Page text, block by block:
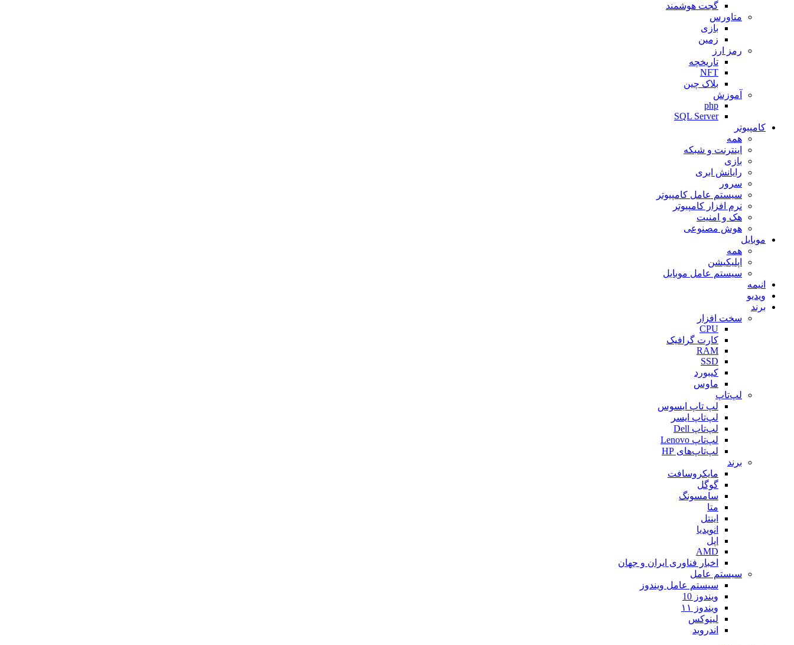
گجت هوشمند
متاورس
بازی
زمین
رمز ارز
تاریخچه
NFT
بلاک چین
آموزش
php
SQL Server
کامپیوتر
همه
اینترنت و شبکه
بازی
رایانش ابری
سرور
سیستم عامل کامپیوتر
نرم افزار کامپیوتر
هک و امنیت
هوش مصنوعی
موبایل
همه
اپلیکیشن
سیستم عامل موبایل
انیمه
ویدیو
برند
سخت افزار
CPU
کارت گرافیک
RAM
SSD
کیبورد
ماوس
لپ‌تاپ
لپ تاپ ایسوس
لپ‌تاپ ایسر
لپ‌تاپ Dell
لپ‌تاپ Lenovo
لپ‌تاپ‌های HP
برند
مایکروسافت
گوگل
سامسونگ
متا
اینتل
انویدیا
اپل
AMD
اخبار فناوری ایران و جهان
سیستم عامل
سیستم عامل ویندوز
ویندوز 10
ویندوز ۱۱
لینوکس
اندروید